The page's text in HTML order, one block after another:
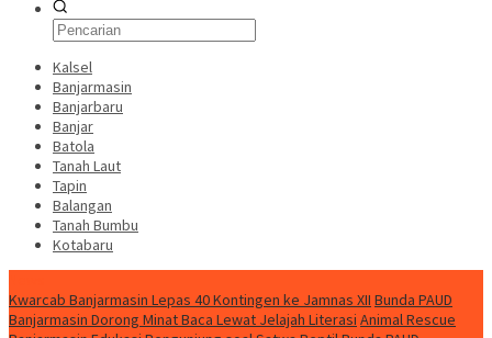
Kalsel
Banjarmasin
Banjarbaru
Banjar
Batola
Tanah Laut
Tapin
Balangan
Tanah Bumbu
Kotabaru
Kwarcab Banjarmasin Lepas 40 Kontingen ke Jamnas XII Bunda PAUD
Banjarmasin Dorong Minat Baca Lewat Jelajah Literasi Animal Rescue